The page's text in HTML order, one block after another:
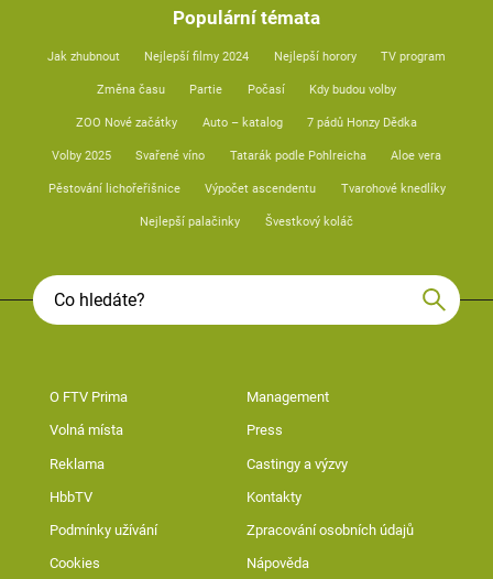
Populární témata
Jak zhubnout Nejlepší filmy 2024 Nejlepší horory TV program
Změna času Partie Počasí Kdy budou volby
ZOO Nové začátky Auto – katalog 7 pádů Honzy Dědka
Volby 2025 Svařené víno Tatarák podle Pohlreicha Aloe vera
Pěstování lichořeřišnice Výpočet ascendentu Tvarohové knedlíky
Nejlepší palačinky Švestkový koláč
O FTV Prima Management
Volná místa Press
Reklama Castingy a výzvy
HbbTV Kontakty
Podmínky užívání Zpracování osobních údajů
Cookies Nápověda